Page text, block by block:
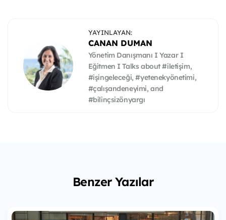
YAYINLAYAN:
CANAN DUMAN
Yönetim Danışmanı I Yazar I
Eğitmen I Talks about #iletişim,
#işingeleceği, #yetenekyönetimi,
#çalışandeneyimi, and
#bilinçsizönyargı
Benzer Yazılar